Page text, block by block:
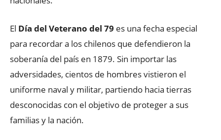
El Día del Veterano del 79 es una fecha especial
para recordar a los chilenos que defendieron la
soberanía del país en 1879. Sin importar las
adversidades, cientos de hombres vistieron el
uniforme naval y militar, partiendo hacia tierras
desconocidas con el objetivo de proteger a sus
familias y la nación.